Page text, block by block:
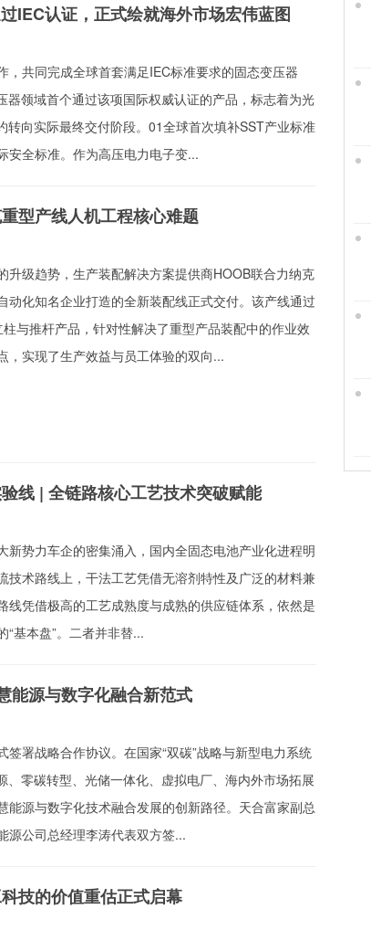
IEC认证，正式绘就海外市场宏伟蓝图
，共同完成全球首套满足IEC标准要求的固态变压器
器领域首个通过该项国际权威认证的产品，标志着为光
转向实际最终交付阶段。01全球首次填补SST产业标准
安全标准。作为高压电力电子变...
型产线人机工程核心难题
升级趋势，生产装配解决方案提供商HOOB联合力纳克
化知名企业打造的全新装配线正式交付。该产线通过
与推杆产品，针对性解决了重型产品装配中的作业效
，实现了生产效益与员工体验的双向...
线 | 全链路核心工艺技术突破赋能
新势力车企的密集涌入，国内全固态电池产业化进程明
技术路线上，干法工艺凭借无溶剂特性及广泛的材料兼
线凭借极高的工艺成熟度与成熟的供应链体系，依然是
基本盘”。二者并非替...
能源与数字化融合新范式
署战略合作协议。在国家“双碳”战略与新型电力系统
、零碳转型、光储一体化、虚拟电厂、海内外市场拓展
能源与数字化技术融合发展的创新路径。天合富家副总
源公司总经理李涛代表双方签...
技的价值重估正式启幕